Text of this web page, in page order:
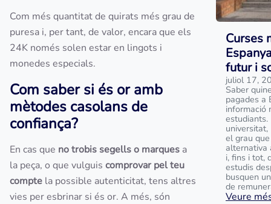
Com més quantitat de quirats més grau de
puresa i, per tant, de valor, encara que els
24K només solen estar en lingots i
monedes especials.
Com saber si és or amb
mètodes casolans de
confiança?
En cas que no trobis segells o marques a
la peça, o que vulguis comprovar pel teu
compte la possible autenticitat, tens altres
vies per esbrinar si és or. A més, són
Curses
futur i
juliol 17,
Saber
pagades a
informació
el grau
alternativa
i, fins i tot,
estudis
busquen
de
Veure